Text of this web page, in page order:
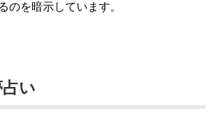
のを暗示しています。
い